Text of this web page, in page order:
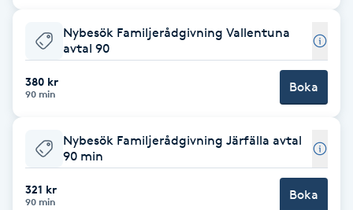
Babylights
Bambumassage
Barber
Barnklippning
Nybesök Familjerådgivning Vallentuna
avtal 90
380 kr
90 min Boka
Nybesök Familjerådgivning Järfälla avtal
90 min
321 kr
90 min Boka